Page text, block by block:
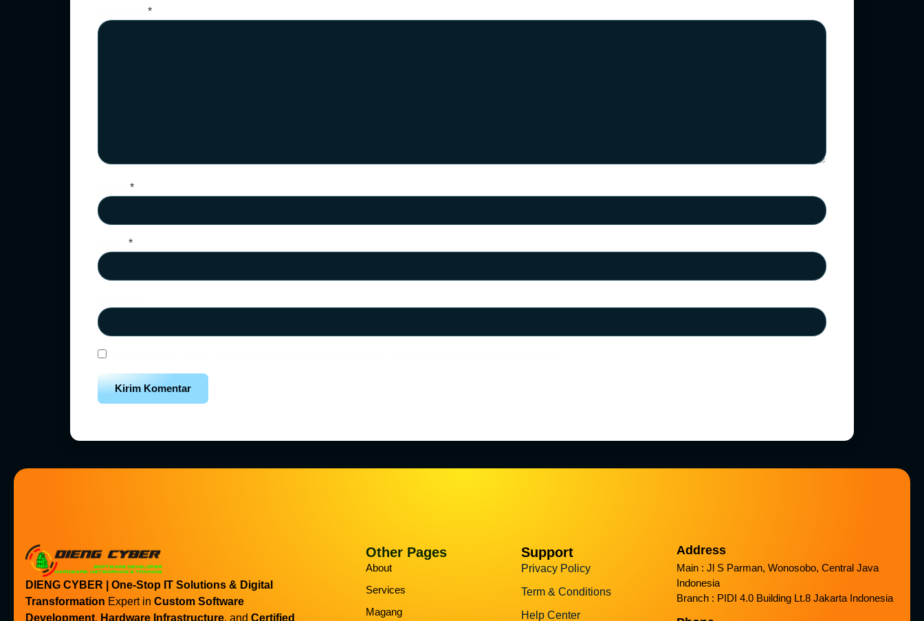
*
*
*
DIENG CYBER | One-Stop IT Solutions & Digital
Transformation Expert in Custom Software
Development, Hardware Infrastructure, and Certified
Other Pages
About
Services
Magang
Support
Privacy Policy
Term & Conditions
Help Center
Address
Main : Jl S Parman, Wonosobo, Central Java
Indonesia
Branch : PIDI 4.0 Building Lt.8 Jakarta Indonesia